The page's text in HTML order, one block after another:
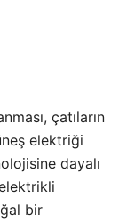
çatıların
elektriği
dayalı
bir